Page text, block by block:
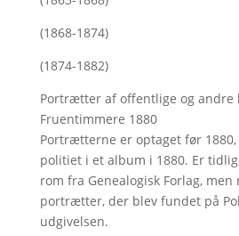
(1868-1874)
(1874-1882)
Portrætter af offentlige og andre
Fruentimmere 1880
Portrætterne er optaget før
politiet i et album i 1880. Er
rom fra Genealogisk Forlag, men
portrætter, der blev fundet på
udgivelsen.